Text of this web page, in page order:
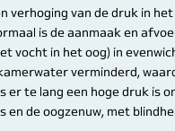
verhoging van de druk in het
is de aanmaak en
vocht in het oog) in
verminderd,
er te lang een hoge druk is
en de oogzenuw, met